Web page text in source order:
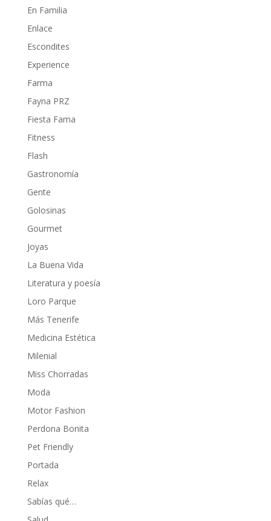
En Familia
Enlace
Escondites
Experience
Farma
Fayna PRZ
Fiesta Fama
Fitness
Flash
Gastronomía
Gente
Golosinas
Gourmet
Joyas
La Buena Vida
Literatura y poesía
Loro Parque
Más Tenerife
Medicina Estética
Milenial
Miss Chorradas
Moda
Motor Fashion
Perdona Bonita
Pet Friendly
Portada
Relax
Sabías qué…